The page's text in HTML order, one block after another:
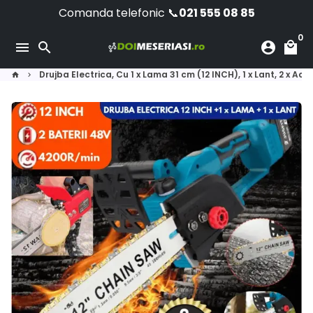
conținut
Comanda telefonic 📞021 555 08 85
menu search account_circle local_mall
0
home keyboard_arrow_right Drujba Electrica, Cu 1 x Lama 31 cm (12 INCH), 1 x Lant, 2 x